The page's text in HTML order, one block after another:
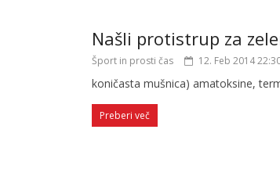
Našli protistrup za
Šport in prosti čas 12. Feb 2014
koničasta mušnica) amatoksine,
Preberi več